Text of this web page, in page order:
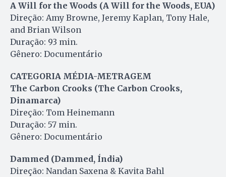
A Will for the Woods (A Will for the Woods, EUA)
Direção: Amy Browne, Jeremy Kaplan, Tony Hale,
and Brian Wilson
Duração: 93 min.
Gênero: Documentário
CATEGORIA MÉDIA-METRAGEM
The Carbon Crooks (The Carbon Crooks,
Dinamarca)
Direção: Tom Heinemann
Duração: 57 min.
Gênero: Documentário
Dammed (Dammed, Índia)
Direção: Nandan Saxena & Kavita Bahl